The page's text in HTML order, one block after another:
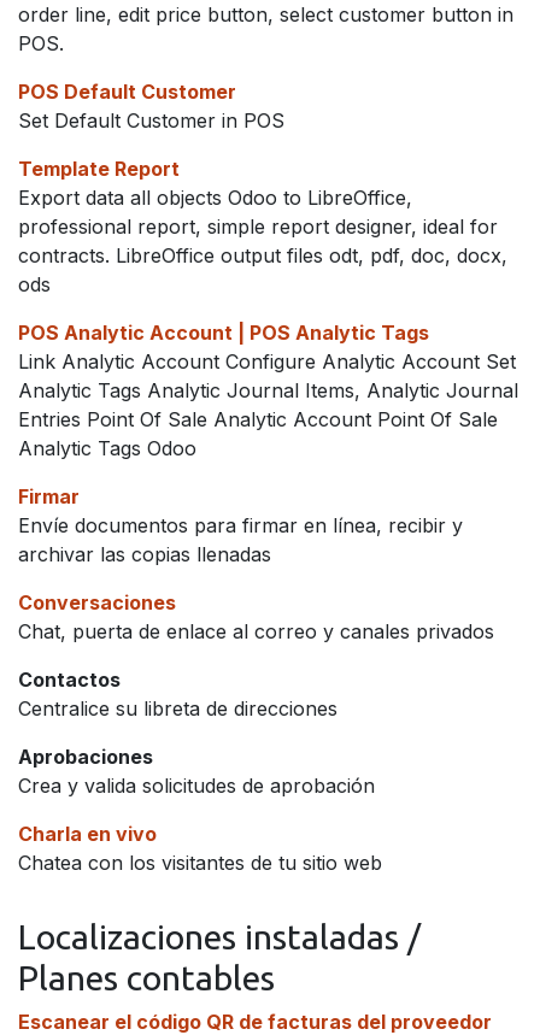
order line, edit price button, select customer button in
POS.
POS Default Customer
Set Default Customer in POS
Template Report
Export data all objects Odoo to LibreOffice,
professional report, simple report designer, ideal for
contracts. LibreOffice output files odt, pdf, doc, docx,
ods
POS Analytic Account | POS Analytic Tags
Link Analytic Account Configure Analytic Account Set
Analytic Tags Analytic Journal Items, Analytic Journal
Entries Point Of Sale Analytic Account Point Of Sale
Analytic Tags Odoo
Firmar
Envíe documentos para firmar en línea, recibir y
archivar las copias llenadas
Conversaciones
Chat, puerta de enlace al correo y canales privados
Contactos
Centralice su libreta de direcciones
Aprobaciones
Crea y valida solicitudes de aprobación
Charla en vivo
Chatea con los visitantes de tu sitio web
Localizaciones instaladas /
Planes contables
Escanear el código QR de facturas del proveedor